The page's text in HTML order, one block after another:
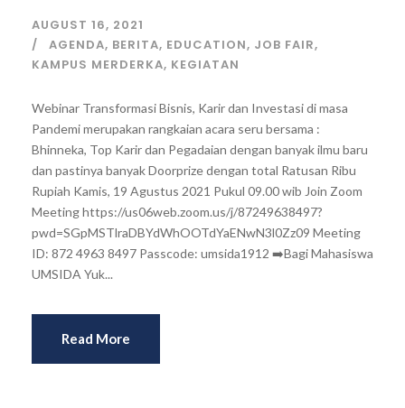
AUGUST 16, 2021
AGENDA, BERITA, EDUCATION, JOB FAIR,
KAMPUS MERDERKA, KEGIATAN
Webinar Transformasi Bisnis, Karir dan Investasi di masa
Pandemi merupakan rangkaian acara seru bersama :
Bhinneka, Top Karir dan Pegadaian dengan banyak ilmu baru
dan pastinya banyak Doorprize dengan total Ratusan Ribu
Rupiah Kamis, 19 Agustus 2021 Pukul 09.00 wib Join Zoom
Meeting https://us06web.zoom.us/j/87249638497?
pwd=SGpMSTlraDBYdWhOOTdYaENwN3l0Zz09 Meeting
ID: 872 4963 8497 Passcode: umsida1912 ➡️Bagi Mahasiswa
UMSIDA Yuk...
Read More